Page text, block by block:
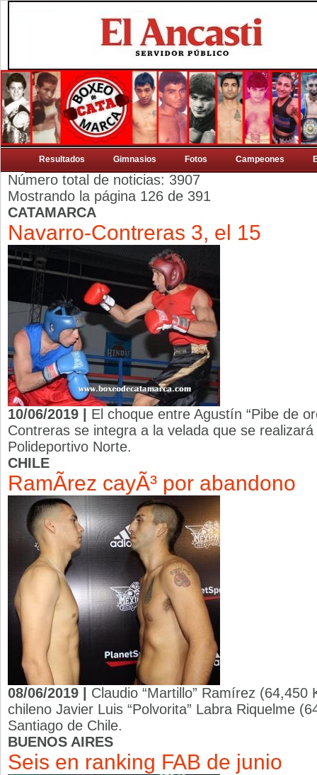
Resultados Gimnasios Fotos Campeones
Número total de noticias: 3907
Mostrando la página 126 de 391
CATAMARCA
Navarro-Contreras 3, el 15
10/06/2019 | El choque entre Agustín “Pibe de
Contreras se integra a la velada que se
Polideportivo Norte.
CHILE
RamÃ­rez cayÃ³ por abandono
08/06/2019 | Claudio “Martillo” Ramírez
chileno Javier Luis “Polvorita” Labra Riquelme
Santiago de Chile.
BUENOS AIRES
Seis en ranking FAB de junio